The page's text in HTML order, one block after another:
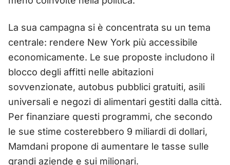
La sua campagna si è concentrata su un tema
centrale: rendere New York più accessibile
economicamente. Le sue proposte includono il
blocco degli affitti nelle abitazioni
sovvenzionate, autobus pubblici gratuiti, asili
universali e negozi di alimentari gestiti dalla città.
Per finanziare questi programmi, che secondo
le sue stime costerebbero 9 miliardi di dollari,
Mamdani propone di aumentare le tasse sulle
grandi aziende e sui milionari.